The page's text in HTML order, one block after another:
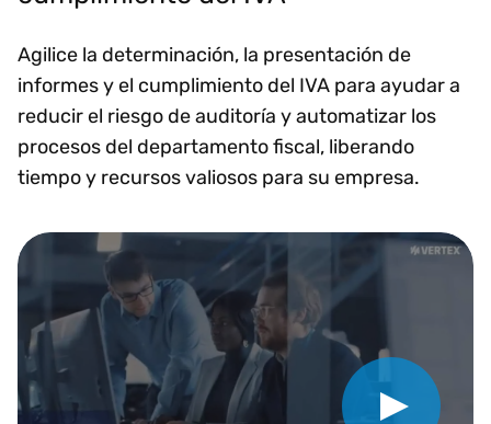
Agilice la determinación, la presentación de
informes y el cumplimiento del IVA para ayudar a
reducir el riesgo de auditoría y automatizar los
procesos del departamento fiscal, liberando
tiempo y recursos valiosos para su empresa.
Reproducir vídeo